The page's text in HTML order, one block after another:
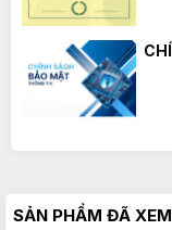
SẢN PHẨM ĐÃ XEM